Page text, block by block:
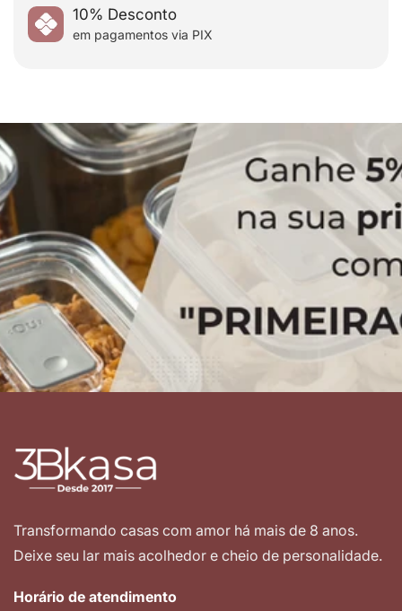
10% Desconto
em pagamentos via PIX
Transformando casas com amor há mais de 8 anos.
Deixe seu lar mais acolhedor e cheio de personalidade.
Horário de atendimento